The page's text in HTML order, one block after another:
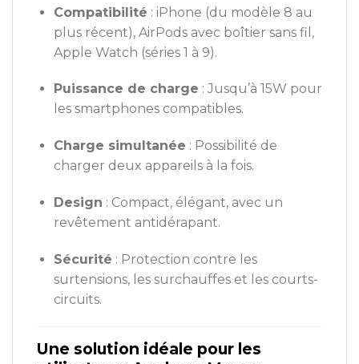
Compatibilité : iPhone (du modèle 8 au
plus récent), AirPods avec boîtier sans fil,
Apple Watch (séries 1 à 9).
Puissance de charge : Jusqu’à 15W pour
les smartphones compatibles.
Charge simultanée : Possibilité de
charger deux appareils à la fois.
Design : Compact, élégant, avec un
revêtement antidérapant.
Sécurité : Protection contre les
surtensions, les surchauffes et les courts-
circuits.
Une solution idéale pour les